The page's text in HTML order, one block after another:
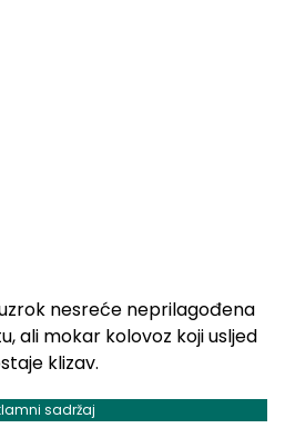
nesreće neprilagođena
ali mokar kolovoz koji usljed
klizav.
sadržaj